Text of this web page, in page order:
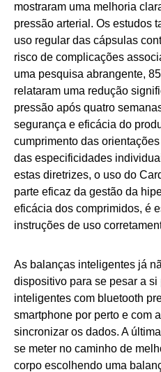
mostraram uma melhoria
pressão arterial. Os estudos
uso regular das cápsulas
risco de complicações
uma pesquisa abrangente,
relataram uma redução
pressão após quatro
segurança e eficácia do
cumprimento das
das especificidades
estas diretrizes, o uso do
parte eficaz da gestão da
eficácia dos comprimidos, é
instruções de uso
As balanças inteligentes já
dispositivo para se pesar a
inteligentes com bluetooth
smartphone por perto e com
sincronizar os dados. A
se meter no caminho de
corpo escolhendo uma